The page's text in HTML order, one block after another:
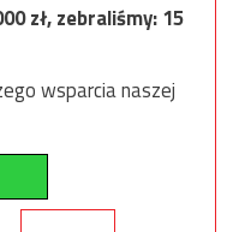
zł, zebraliśmy:15
wsparcia naszej